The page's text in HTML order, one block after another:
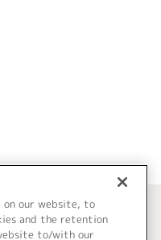
on our website, to
and the retention
to/with our